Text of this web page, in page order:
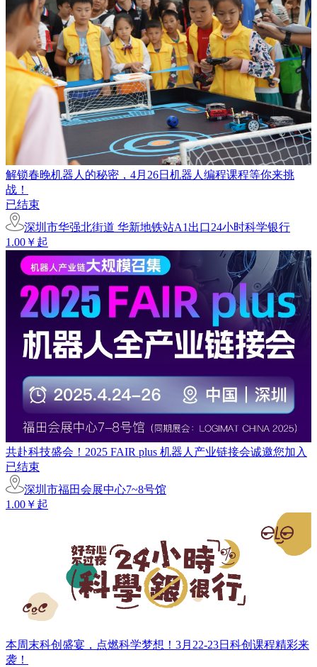
解锁春晚机器人的秘密，4月26日机器人编程课程等你来挑
战！
已结束
深圳市华强北街道 华新地铁站A1出口24小时科学银行
1.00￥起
共赴科技盛会！2025 FAIR plus 机器人产业链接会诚邀您加入
已结束
深圳市福田会展中心7~8号馆
1.00￥起
本周末科创盛宴，点燃科学梦想！3月22-23日科创课程精彩来
袭！